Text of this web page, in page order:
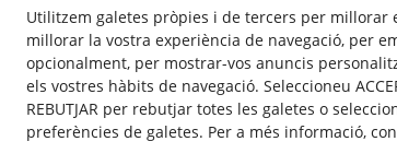
© 08/2026
Utilitzem galetes pròpies i de tercers per millorar
millorar la vostra experiència de navegació, per
opcionalment, per mostrar-vos anuncis
els vostres hàbits de navegació. Seleccioneu
REBUTJAR per rebutjar totes les galetes o
preferències de galetes. Per a més informació,